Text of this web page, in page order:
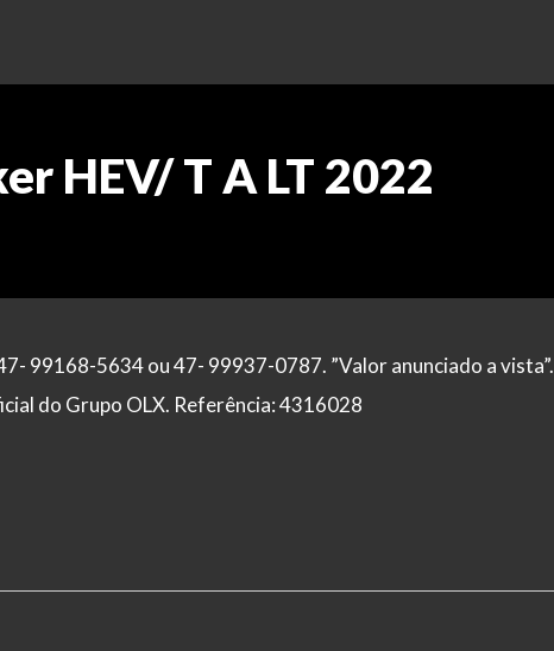
HEV/ T A LT 2022
99168-5634 ou 47- 99937-0787. ”Valor anunciado a vista”.
do Grupo OLX. Referência: 4316028